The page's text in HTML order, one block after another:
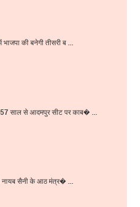
भाजपा की बनेगी तीसरी ब ...
57 साल से आदमपुर सीट पर काब� ...
नायब सैनी के आठ मंत्र� ...